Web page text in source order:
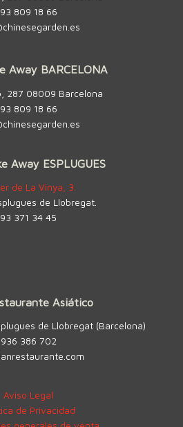
93 809 18 66
Away BARCELONA
287 08009 Barcelona
93 809 18 66
Away ESPLUGUES
de La Vinya, 3.
de Llobregat.
93 371 34 45
Asiático
de Llobregat (Barcelona)
936 386 702
Aviso Legal
de Privacidad